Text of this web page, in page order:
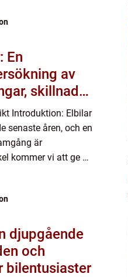
En
av
skillnader
Introduktion: Elbilar
senaste åren, och en
är
kommer vi att ge en
djupgående
och
bilentusiaster